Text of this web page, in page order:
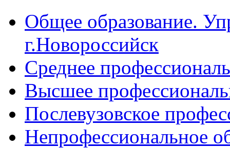
Общее образование.
г.Новороссийск
Среднее
Высшее
Послевузовское
Непрофессиональное